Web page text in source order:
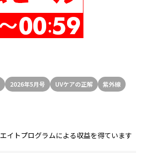
2026年5月号 UVケアの正解
紫外線
イトプログラムによる収益を得ています